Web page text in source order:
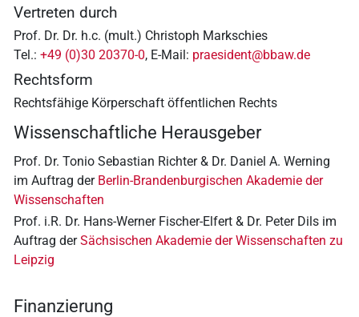
Vertreten durch
Prof. Dr. Dr. h.c. (mult.) Christoph Markschies
Tel.: +49 (0)30 20370-0, E-Mail: praesident@bbaw.de
Rechtsform
Rechtsfähige Körperschaft öffentlichen Rechts
Wissenschaftliche Herausgeber
Prof. Dr. Tonio Sebastian Richter & Dr. Daniel A. Werning
im Auftrag der Berlin-Brandenburgischen Akademie der
Wissenschaften
Prof. i.R. Dr. Hans-Werner Fischer-Elfert & Dr. Peter Dils im
Auftrag derSächsischen Akademie der Wissenschaften zu
Leipzig
Finanzierung